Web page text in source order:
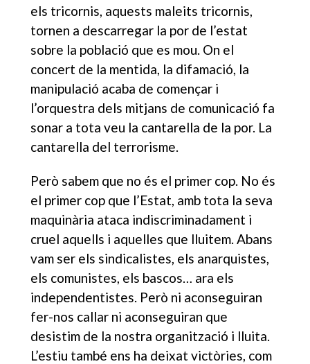
els tricornis, aquests maleits tricornis,
tornen a descarregar la por de l’estat
sobre la població que es mou. On el
concert de la mentida, la difamació, la
manipulació acaba de començar i
l’orquestra dels mitjans de comunicació fa
sonar a tota veu la cantarella de la por. La
cantarella del terrorisme.
Però sabem que no és el primer cop. No és
el primer cop que l’Estat, amb tota la seva
maquinària ataca indiscriminadament i
cruel aquells i aquelles que lluitem. Abans
vam ser els sindicalistes, els anarquistes,
els comunistes, els bascos… ara els
independentistes. Però ni aconseguiran
fer-nos callar ni aconseguiran que
desistim de la nostra organització i lluita.
L’estiu també ens ha deixat victòries, com